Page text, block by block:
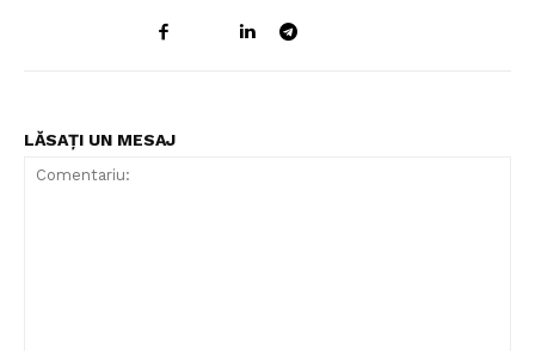
LĂSAȚI UN MESAJ